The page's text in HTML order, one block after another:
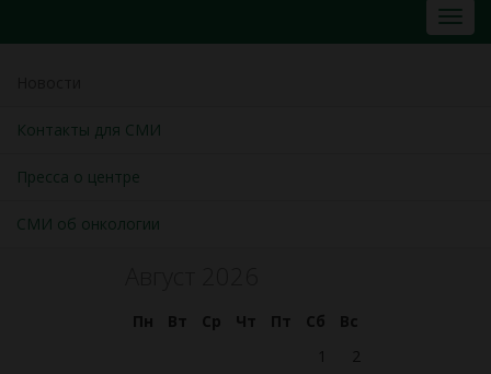
Контакты для СМИ
Пресса о центре
СМИ об онкологии
Пн Вт Ср Чт Пт Сб
Вс
1
2